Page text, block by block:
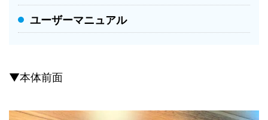
ユーザーマニュアル
▼本体前面